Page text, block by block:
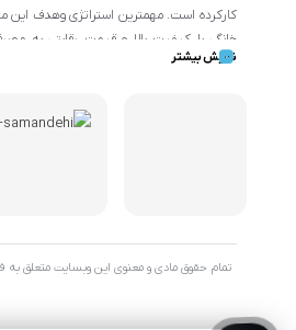
کارکرده است. مهمترین استراتژی وهدف این
خانگی با کیفیت بالا و قیمت رقابتی به
کالاهای خانگی و تهیه جهیزیه دراین
فروشگاه اینترنتی گلسرخ به خدمت رسانی
نمایش بیشتر
تمام حقوق مادی و معنوی این وبسایت متعلق به